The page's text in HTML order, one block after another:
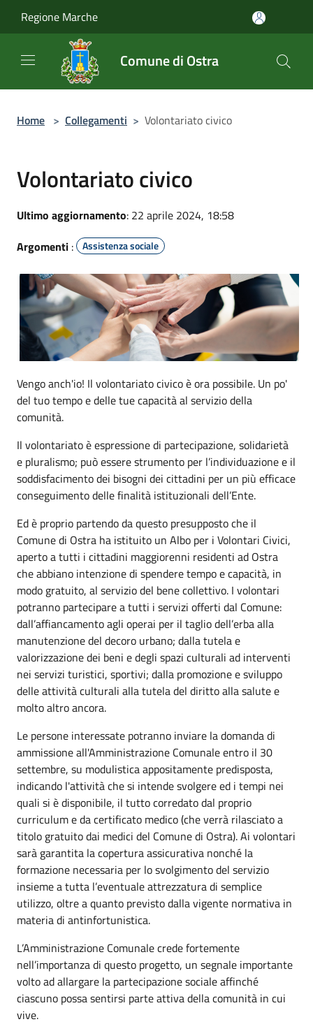
Regione Marche
Comune di Ostra
Home > Collegamenti > Volontariato civico
Volontariato civico
Ultimo aggiornamento: 22 aprile 2024, 18:58
Argomenti : Assistenza sociale
Vengo anch'io! Il volontariato civico è ora possibile. Un po'
del tuo tempo e delle tue capacità al servizio della
comunità.
Il volontariato è espressione di partecipazione, solidarietà
e pluralismo; può essere strumento per l’individuazione e il
soddisfacimento dei bisogni dei cittadini per un più efficace
conseguimento delle finalità istituzionali dell’Ente.
Ed è proprio partendo da questo presupposto che il
Comune di Ostra ha istituito un Albo per i Volontari Civici,
aperto a tutti i cittadini maggiorenni residenti ad Ostra
che abbiano intenzione di spendere tempo e capacità, in
modo gratuito, al servizio del bene collettivo. I volontari
potranno partecipare a tutti i servizi offerti dal Comune:
dall’affiancamento agli operai per il taglio dell’erba alla
manutenzione del decoro urbano; dalla tutela e
valorizzazione dei beni e degli spazi culturali ad interventi
nei servizi turistici, sportivi; dalla promozione e sviluppo
delle attività culturali alla tutela del diritto alla salute e
molto altro ancora.
Le persone interessate potranno inviare la domanda di
ammissione all'Amministrazione Comunale entro il 30
settembre, su modulistica appositamente predisposta,
indicando l'attività che si intende svolgere ed i tempi nei
quali si è disponibile, il tutto corredato dal proprio
curriculum e da certificato medico (che verrà rilasciato a
titolo gratuito dai medici del Comune di Ostra). Ai volontari
sarà garantita la copertura assicurativa nonché la
formazione necessaria per lo svolgimento del servizio
insieme a tutta l’eventuale attrezzatura di semplice
utilizzo, oltre a quanto previsto dalla vigente normativa in
materia di antinfortunistica.
L’Amministrazione Comunale crede fortemente
nell’importanza di questo progetto, un segnale importante
volto ad allargare la partecipazione sociale affinché
ciascuno possa sentirsi parte attiva della comunità in cui
vive.